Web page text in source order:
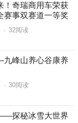
！奇瑞商用车荣获
赛事双赛道一等奖
· 32阅读
峰山养心谷康养
· 30阅读
探秘冰雪大世界